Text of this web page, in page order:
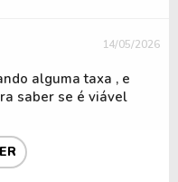
14/05/2026
alguma taxa , e
saber se é viável